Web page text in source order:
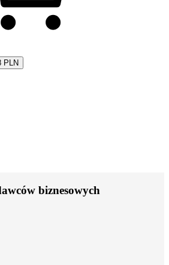
PLN
biznesowych